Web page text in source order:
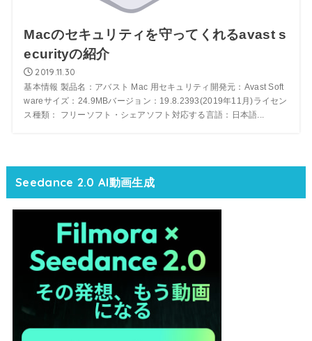
Macのセキュリティを守ってくれるavast s
ecurityの紹介
2019.11.30
基本情報 製品名：アバスト Mac 用セキュリティ開発元：Avast Soft
wareサイズ：24.9MBバージョン：19.8.2393(2019年11月)ライセン
ス種類： フリーソフト・シェアソフト対応する言語：日本語...
Seedance 2.0 AI動画生成